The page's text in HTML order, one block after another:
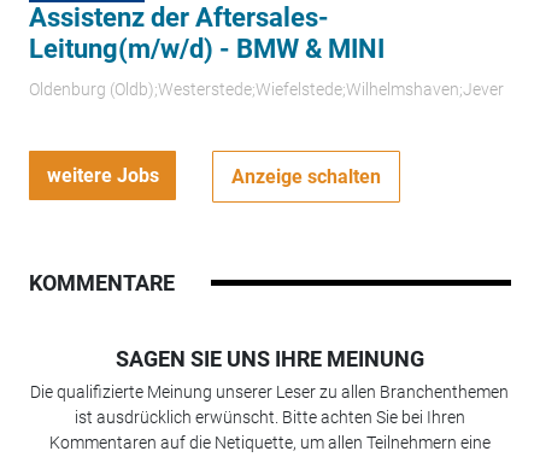
Assistenz der Aftersales-
Leitung(m/w/d) - BMW & MINI
Oldenburg (Oldb);Westerstede;Wiefelstede;Wilhelmshaven;Jever
weitere Jobs Anzeige schalten
KOMMENTARE
SAGEN SIE UNS IHRE MEINUNG
Die qualifizierte Meinung unserer Leser zu allen Branchenthemen
ist ausdrücklich erwünscht. Bitte achten Sie bei Ihren
Kommentaren auf die Netiquette, um allen Teilnehmern eine